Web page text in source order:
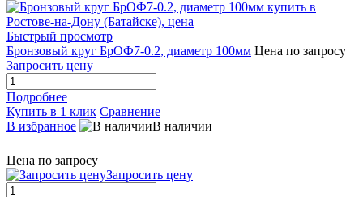
Быстрый просмотр
Бронзовый круг БрОФ7-0.2, диаметр 100мм Цена по запросу
Запросить цену
Подробнее
Купить в 1 клик Сравнение
В избранное
В наличии
Цена по запросу
Запросить цену